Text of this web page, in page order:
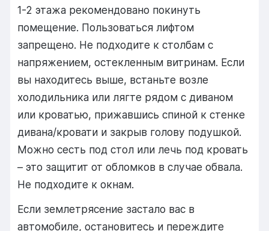
1-2 этажа рекомендовано покинуть
помещение. Пользоваться лифтом
запрещено. Не подходите к столбам с
напряжением, остекленным витринам. Если
вы находитесь выше, встаньте возле
холодильника или лягте рядом с диваном
или кроватью, прижавшись спиной к стенке
дивана/кровати и закрыв голову подушкой.
Можно сесть под стол или лечь под кровать
– это защитит от обломков в случае обвала.
Не подходите к окнам.
Если землетрясение застало вас в
автомобиле, остановитесь и переждите